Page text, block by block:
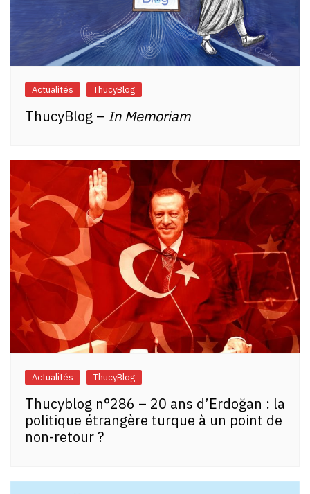
Actualités ThucyBlog
ThucyBlog – In Memoriam
Actualités ThucyBlog
Thucyblog n°286 – 20 ans d’Erdoğan : la
politique étrangère turque à un point de
non-retour ?